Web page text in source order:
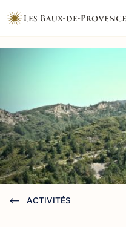
POLITIQUE
ACTIVITÉS